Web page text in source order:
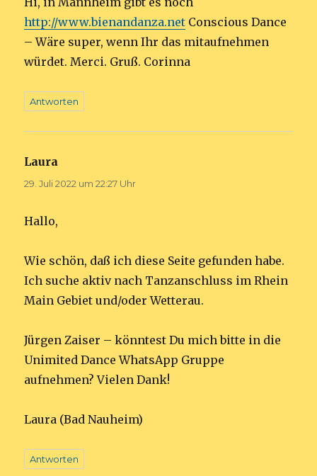
http://www.bienandanza.net Conscious Dance
– Wäre super, wenn Ihr das mitaufnehmen
würdet. Merci. Gruß. Corinna
Antworten
Laura
29. Juli 2022 um 22:27 Uhr
Hallo,
Wie schön, daß ich diese Seite gefunden habe.
Ich suche aktiv nach Tanzanschluss im Rhein
Main Gebiet und/oder Wetterau.
Jürgen Zaiser – könntest Du mich bitte in die
Unimited Dance WhatsApp Gruppe
aufnehmen? Vielen Dank!
Laura (Bad Nauheim)
Antworten